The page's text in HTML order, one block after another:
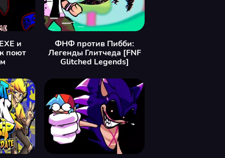
и
поют
ФНФ против Пибби:
Легенды Глитчеда [FNF
Glitched Legends]